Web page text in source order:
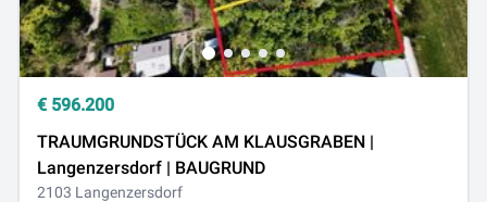
€ 596.200
TRAUMGRUNDSTÜCK AM KLAUSGRABEN |
Langenzersdorf | BAUGRUND
2103 Langenzersdorf